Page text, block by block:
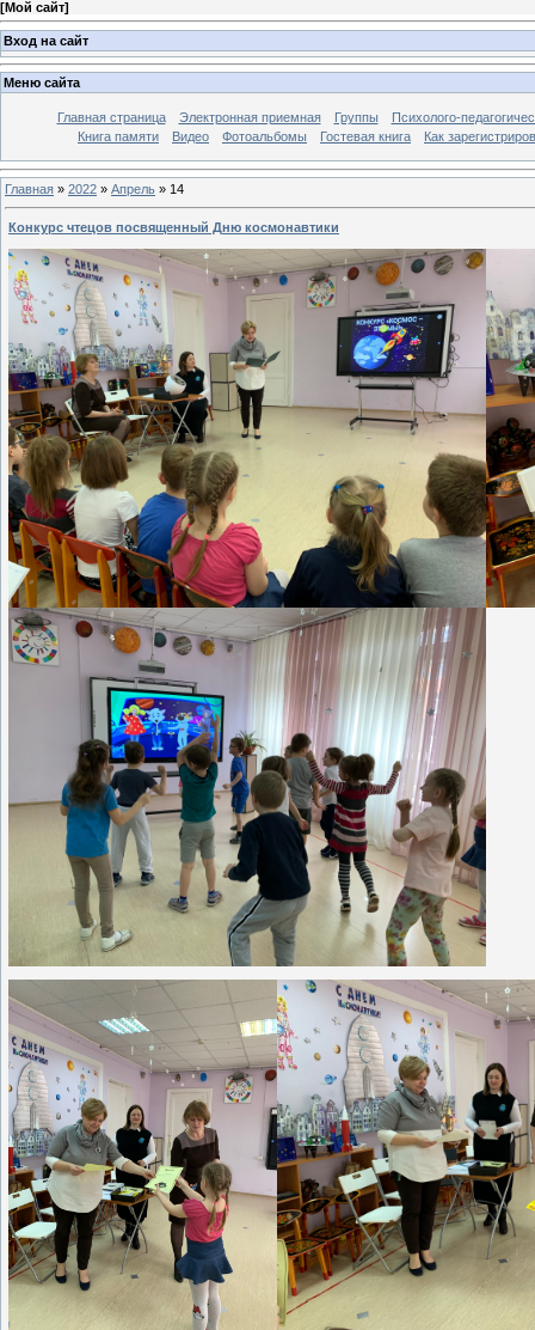
[Мой сайт]
Вход на сайт
Меню сайта
Главная страница Электронная приемная Группы
Психолого-
Книга памяти
Видео Фотоальбомы Гостевая книга Как
Главная » 2022 » Апрель » 14
Конкурс чтецов посвященный Дню космонавтики